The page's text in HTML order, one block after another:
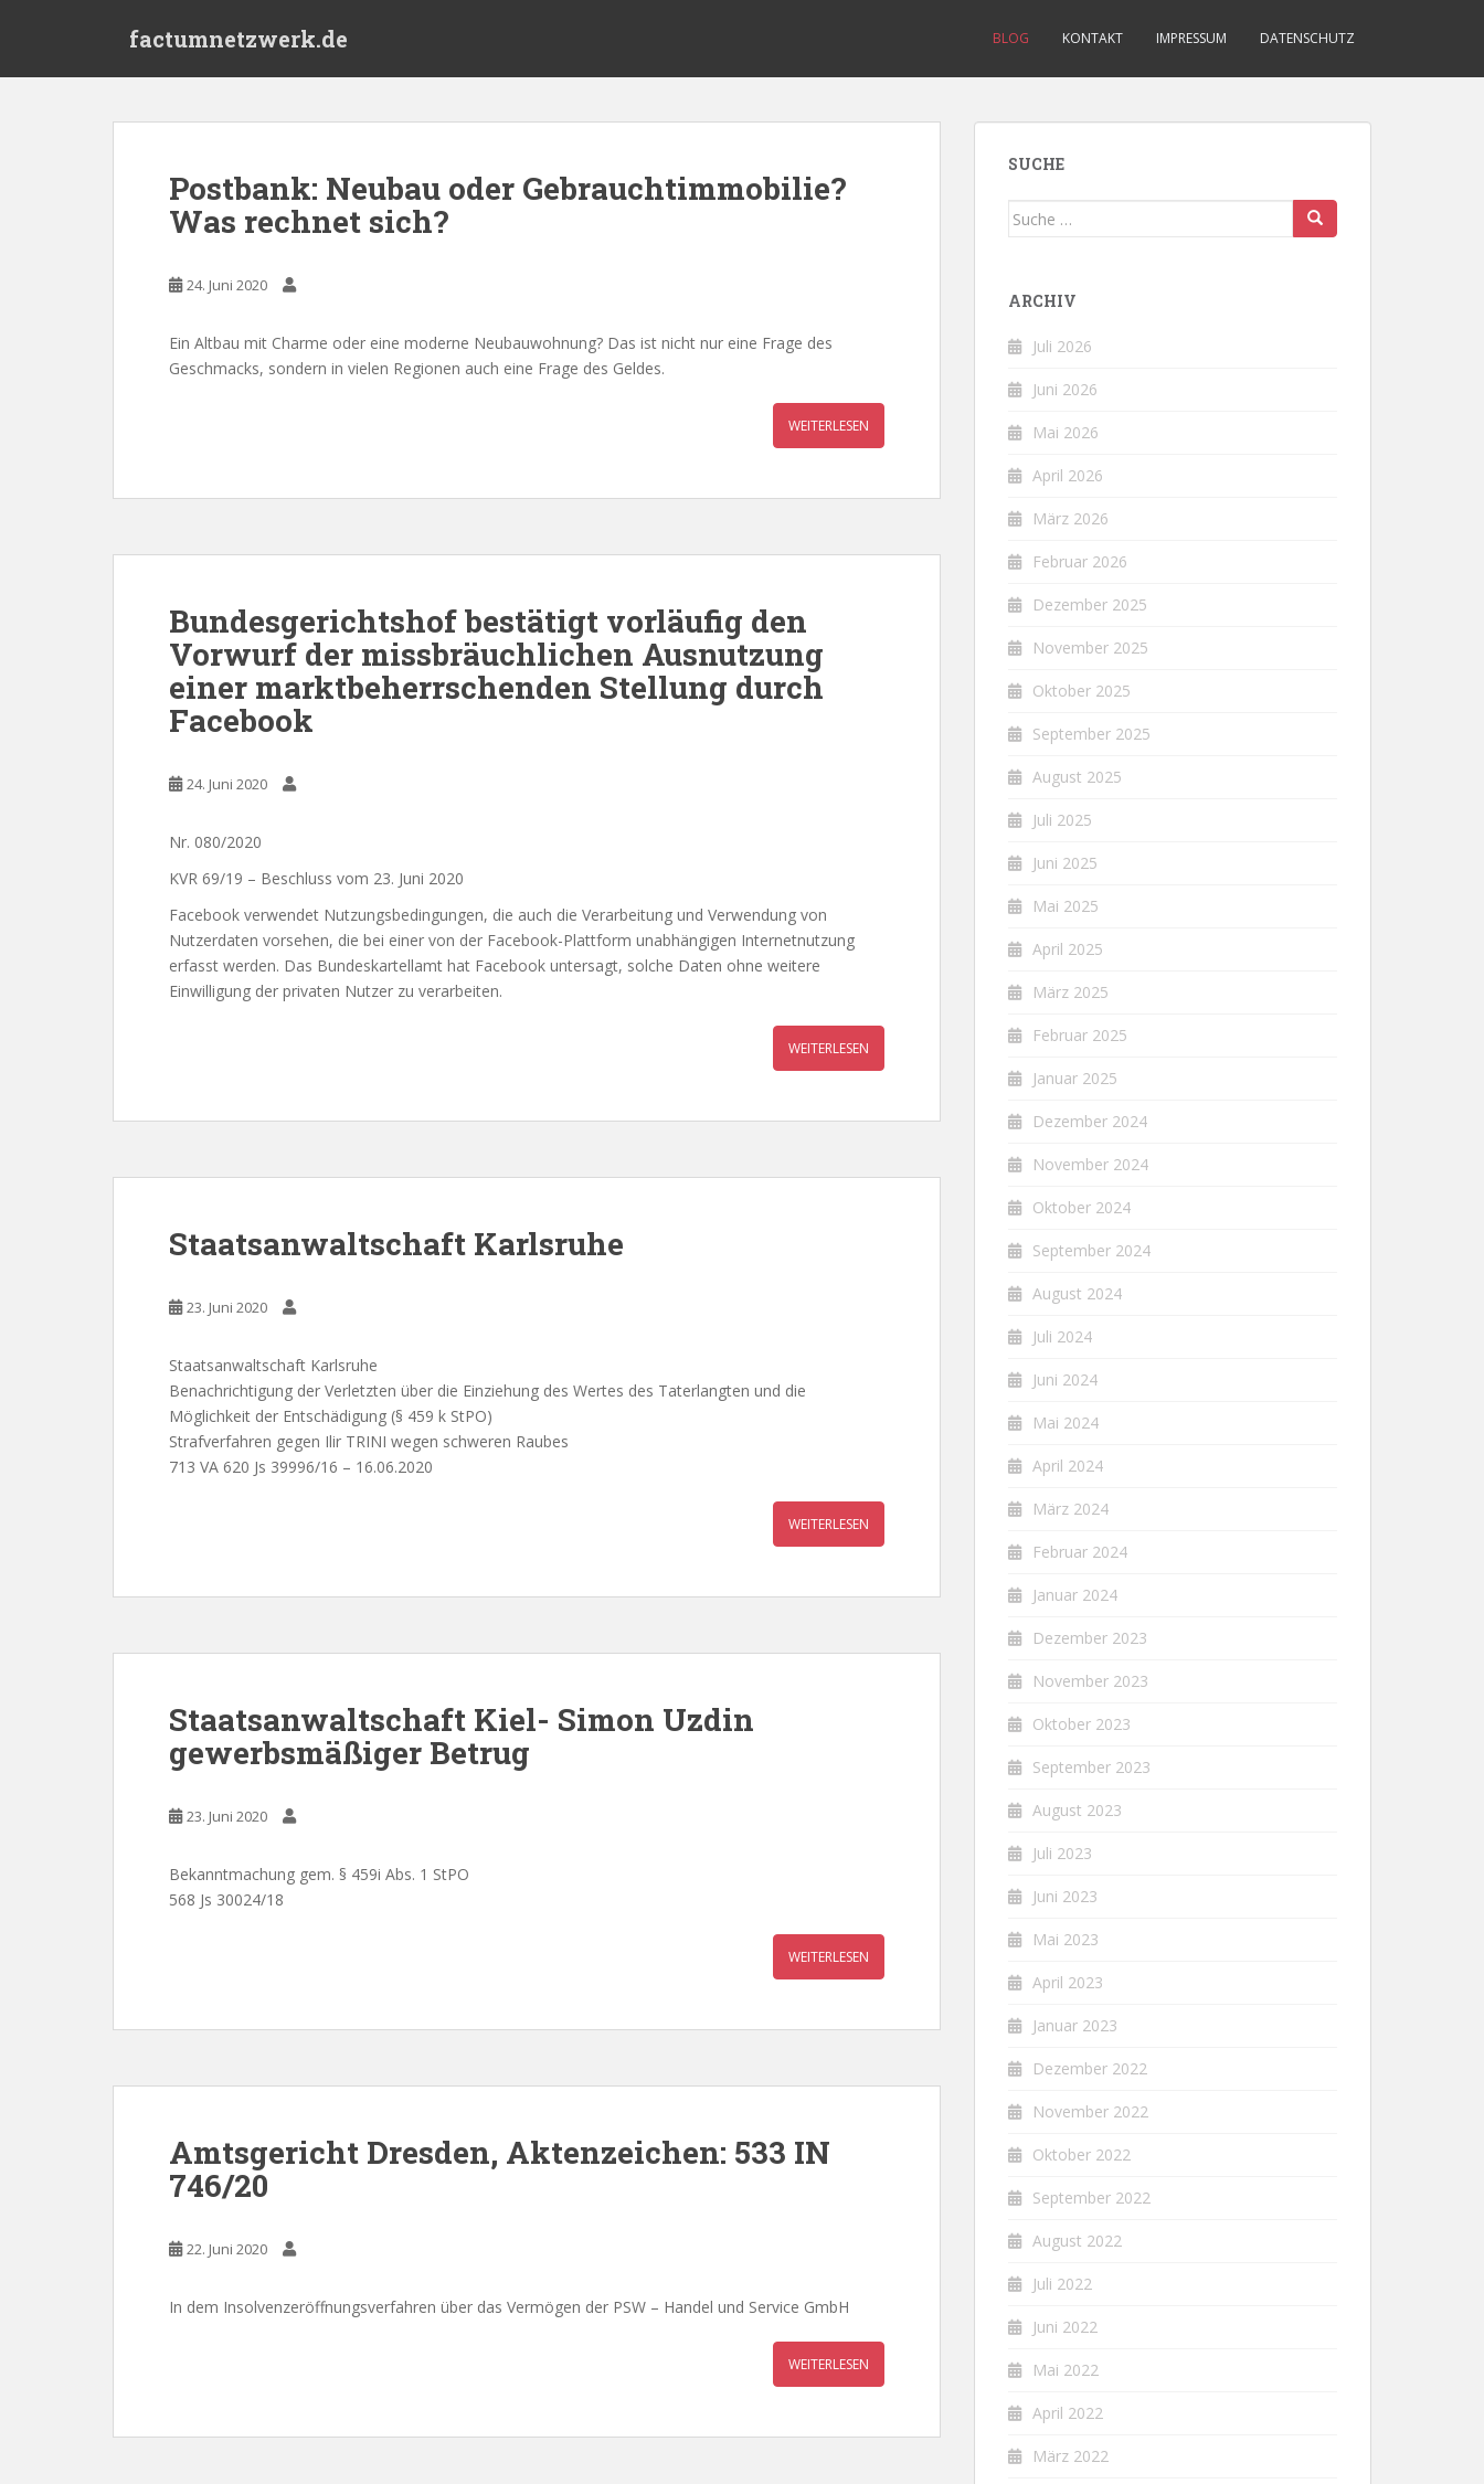
factumnetzwerk.de BLOG KONTAKT IMPRESSUM DATENSCHUTZ
Postbank: Neubau oder Gebrauchtimmobilie?
Was rechnet sich?
24. Juni 2020
Ein Altbau mit Charme oder eine moderne Neubauwohnung? Das ist nicht nur eine Frage des
Geschmacks, sondern in vielen Regionen auch eine Frage des Geldes.
WEITERLESEN
Bundesgerichtshof bestätigt vorläufig den
Vorwurf der missbräuchlichen Ausnutzung
einer marktbeherrschenden Stellung durch
Facebook
24. Juni 2020
Nr. 080/2020
KVR 69/19 – Beschluss vom 23. Juni 2020
Facebook verwendet Nutzungsbedingungen, die auch die Verarbeitung und Verwendung von
Nutzerdaten vorsehen, die bei einer von der Facebook-Plattform unabhängigen Internetnutzung
erfasst werden. Das Bundeskartellamt hat Facebook untersagt, solche Daten ohne weitere
Einwilligung der privaten Nutzer zu verarbeiten.
WEITERLESEN
Staatsanwaltschaft Karlsruhe
23. Juni 2020
Staatsanwaltschaft Karlsruhe
Benachrichtigung der Verletzten über die Einziehung des Wertes des Taterlangten und die
Möglichkeit der Entschädigung (§ 459 k StPO)
Strafverfahren gegen Ilir TRINI wegen schweren Raubes
713 VA 620 Js 39996/16 – 16.06.2020
WEITERLESEN
Staatsanwaltschaft Kiel- Simon Uzdin
gewerbsmäßiger Betrug
23. Juni 2020
Bekanntmachung gem. § 459i Abs. 1 StPO
568 Js 30024/18
WEITERLESEN
Amtsgericht Dresden, Aktenzeichen: 533 IN
746/20
22. Juni 2020
In dem Insolvenzeröffnungsverfahren über das Vermögen der PSW – Handel und Service GmbH
WEITERLESEN
SUCHE
Suche
ARCHIV
Juli 2026
Juni 2026
Mai 2026
April 2026
März 2026
Februar 2026
Dezember 2025
November 2025
Oktober 2025
September 2025
August 2025
Juli 2025
Juni 2025
Mai 2025
April 2025
März 2025
Februar 2025
Januar 2025
Dezember 2024
November 2024
Oktober 2024
September 2024
August 2024
Juli 2024
Juni 2024
Mai 2024
April 2024
März 2024
Februar 2024
Januar 2024
Dezember 2023
November 2023
Oktober 2023
September 2023
August 2023
Juli 2023
Juni 2023
Mai 2023
April 2023
Januar 2023
Dezember 2022
November 2022
Oktober 2022
September 2022
August 2022
Juli 2022
Juni 2022
Mai 2022
April 2022
März 2022